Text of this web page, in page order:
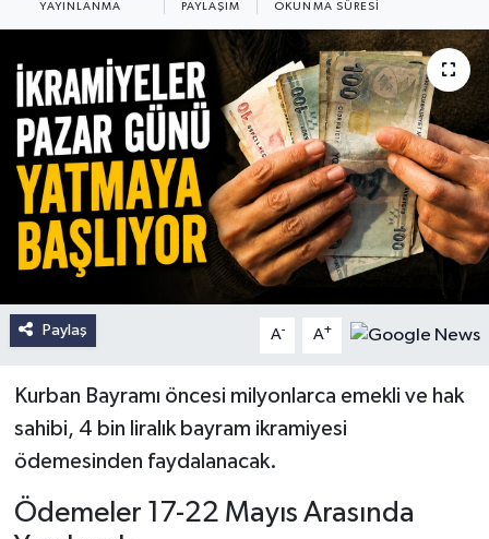
YAYINLANMA PAYLAŞIM OKUNMA SÜRESI
Paylaş A- A+
Kurban Bayramı öncesi milyonlarca emekli ve hak
sahibi, 4 bin liralık bayram ikramiyesi
ödemesinden faydalanacak.
Ödemeler 17-22 Mayıs Arasında